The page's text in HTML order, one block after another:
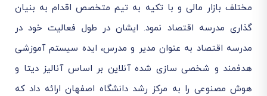
مختلف بازار مالی و با تکیه به تیم متخصص اقدام به بنیان
گذاری مدرسه اقتصاد نمود. ایشان در طول فعالیت خود در
مدرسه اقتصاد به عنوان مدیر و مدرس، ایده سیستم آموزشی
هدفمند و شخصی سازی شده آنلاین بر اساس آنالیز دیتا و
هوش مصنوعی را به مرکز رشد دانشگاه اصفهان ارائه داد که